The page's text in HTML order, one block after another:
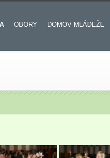
OBORY DOMOV MLÁDEŽE